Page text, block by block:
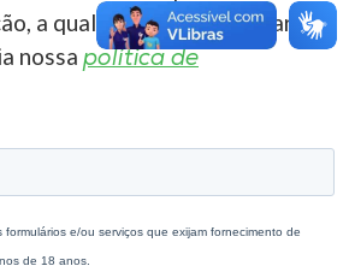
a qualquer momento. Para
nossa política de